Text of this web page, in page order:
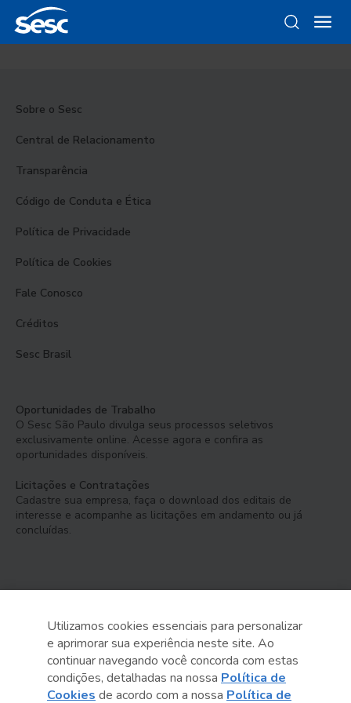
Sobre o Sesc
Central de Relacionamento
Transparência
Código de Conduta e Ética
Política de Privacidade
Política de Cookies
Fale Conosco
Créditos
Sesc Brasil
Oportunidades de Trabalho
O Sesc São Paulo divulga seus processos seletivos
exclusivamente online. Acesse agora e confira as
oportunidades disponíveis.
Licitações e Contratações
Cadastre sua empresa, faça o download dos editais de
interesse e acompanhe as licitações em andamento ou já
concluídas.
Serviço Social do Comércio
Administração Regional no Estado de São Paulo
Utilizamos cookies essenciais para personalizar
e aprimorar sua experiência neste site. Ao
continuar navegando você concorda com estas
condições, detalhadas na nossa Política de
Cookies de acordo com a nossa Política de